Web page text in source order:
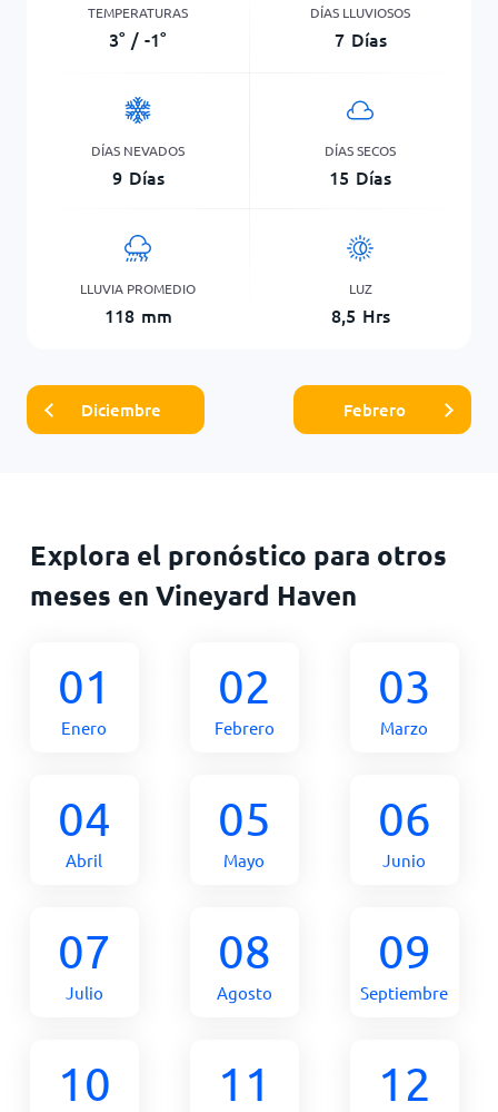
TEMPERATURAS
3° / -1°
DÍAS LLUVIOSOS
7 Días
DÍAS NEVADOS
9 Días
DÍAS SECOS
15 Días
LLUVIA PROMEDIO
118 mm
LUZ
8,5 Hrs
Diciembre Febrero
Explora el pronóstico para otros
meses en Vineyard Haven
01
Enero
02
Febrero
03
Marzo
04
Abril
05
Mayo
06
Junio
07
Julio
08
Agosto
09
Septiembre
10 11 12